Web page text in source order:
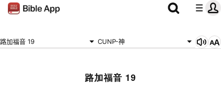
路加福音 19 CUNP-神
路加福音 19